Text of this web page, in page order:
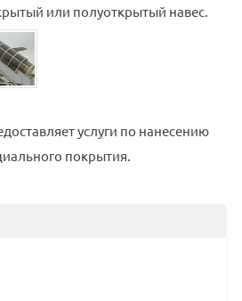
или полуоткрытый навес.
услуги по нанесению
покрытия.